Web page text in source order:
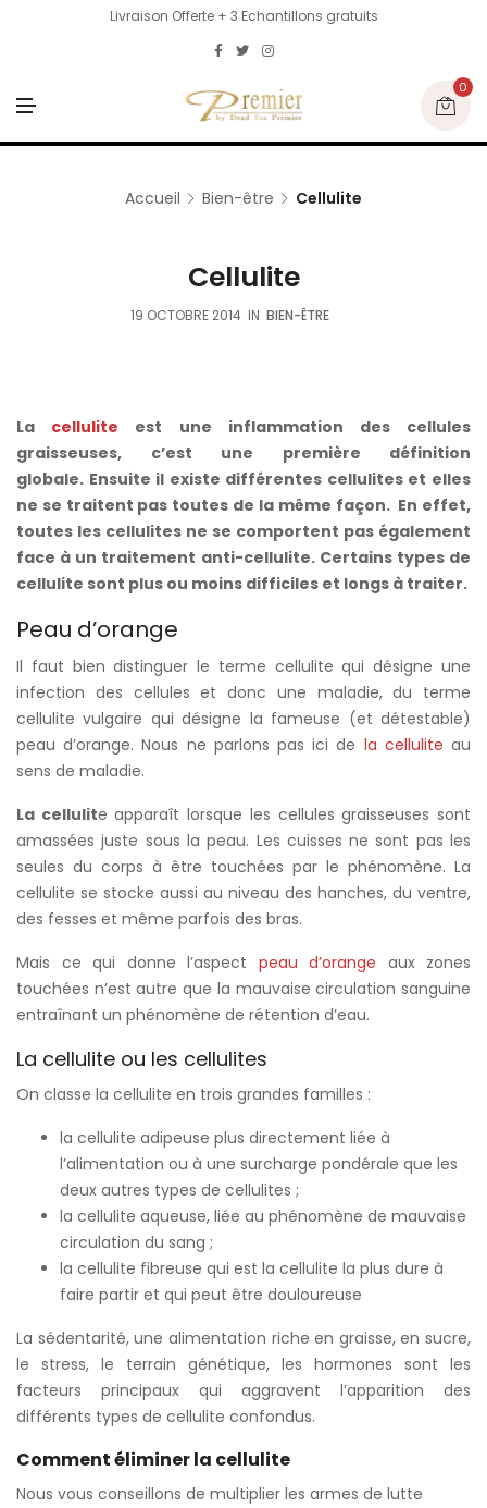
Livraison Offerte + 3 Echantillons gratuits
N
U
0
Accueil Bien-être Cellulite
Cellulite
19 OCTOBRE 2014 IN BIEN-ÊTRE
La cellulite est une inflammation des cellules
graisseuses, c’est une première définition
globale. Ensuite il existe différentes cellulites et elles
ne se traitent pas toutes de la même façon. En effet,
toutes les cellulites ne se comportent pas également
face à un traitement anti-cellulite. Certains types de
cellulite sont plus ou moins difficiles et longs à traiter.
Peau d’orange
Il faut bien distinguer le terme cellulite qui désigne une
infection des cellules et donc une maladie, du terme
cellulite vulgaire qui désigne la fameuse (et détestable)
peau d’orange. Nous ne parlons pas ici de la cellulite au
sens de maladie.
La cellulite apparaît lorsque les cellules graisseuses sont
amassées juste sous la peau. Les cuisses ne sont pas les
seules du corps à être touchées par le phénomène. La
cellulite se stocke aussi au niveau des hanches, du ventre,
des fesses et même parfois des bras.
Mais ce qui donne l’aspect peau d’orange aux zones
touchées n’est autre que la mauvaise circulation sanguine
entraînant un phénomène de rétention d’eau.
La cellulite ou les cellulites
On classe la cellulite en trois grandes familles :
la cellulite adipeuse plus directement liée à
l’alimentation ou à une surcharge pondérale que les
deux autres types de cellulites ;
la cellulite aqueuse, liée au phénomène de mauvaise
circulation du sang ;
la cellulite fibreuse qui est la cellulite la plus dure à
faire partir et qui peut être douloureuse
La sédentarité, une alimentation riche en graisse, en sucre,
le stress, le terrain génétique, les hormones sont les
facteurs principaux qui aggravent l’apparition des
différents types de cellulite confondus.
Comment éliminer la cellulite
Nous vous conseillons de multiplier les armes de lutte